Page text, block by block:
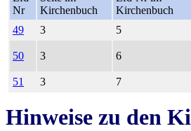
Nr
Kirchenbuch
Kirchenbuch
49
3 5
50 3 6
51 3 7
Hinweise zu den